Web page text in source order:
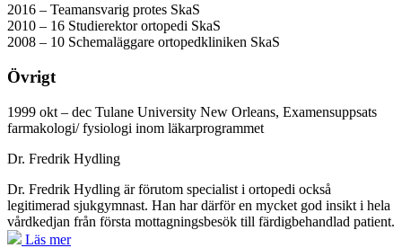
2016 – Teamansvarig protes SkaS
2010 – 16 Studierektor ortopedi SkaS
2008 – 10 Schemaläggare ortopedkliniken SkaS
Övrigt
1999 okt – dec Tulane University New Orleans, Examensuppsats
farmakologi/ fysiologi inom läkarprogrammet
Dr. Fredrik Hydling
Dr. Fredrik Hydling är förutom specialist i ortopedi också
legitimerad sjukgymnast. Han har därför en mycket god insikt i hela
vårdkedjan från första mottagningsbesök till färdigbehandlad patient.
Läs mer